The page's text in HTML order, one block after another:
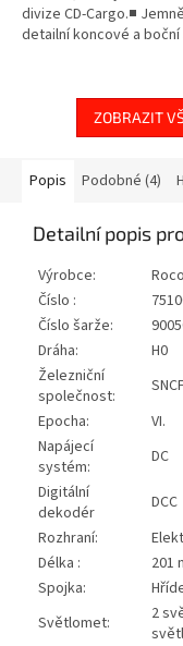
divize CD-Cargo.■ Jemně
detailní koncové a
ZOBRAZIT
Popis Podobné (4)
Detailní popis
Výrobce:
Roco
Číslo :
Číslo šarže:
Dráha:
H0
Železniční
společnost:
SNCF
Epocha:
VI.
Napájecí
systém:
DC
Digitální
dekodér
DCC
Rozhraní:
Délka :
201
Spojka:
Světlomet:
2